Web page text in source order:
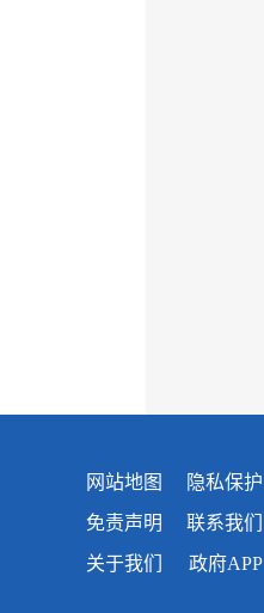
网站地图
隐私保护
免责声明
联系我们
关于我们
政府APP